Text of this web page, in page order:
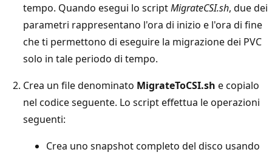
tempo. Quando esegui lo scriptMigrateCSI.sh, due dei
parametri rappresentano l'ora di inizio e l'ora di fine
che ti permettono di eseguire la migrazione dei PVC
solo in tale periodo di tempo.
Crea un file denominato MigrateToCSI.sh e copialo
nel codice seguente. Lo script effettua le operazioni
seguenti:
Crea uno snapshot completo del disco usando